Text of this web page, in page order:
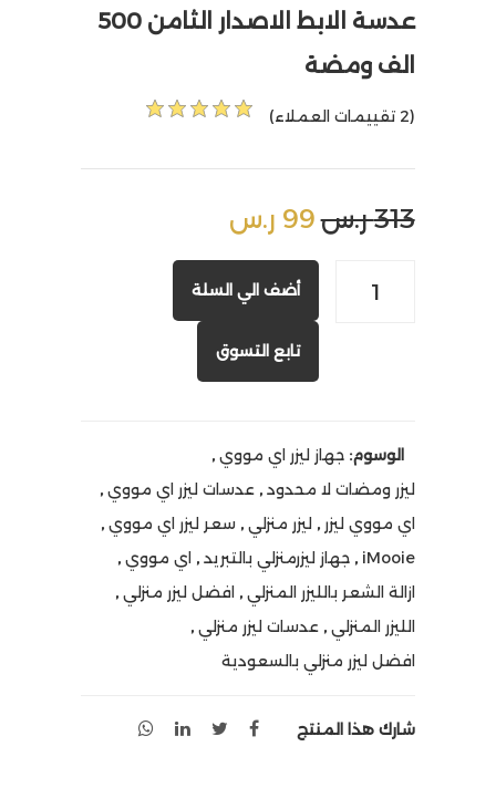
عدسة الابط الاصدار الثامن 500
الف ومضة
(2 تقييمات العملاء)
313 ر.س 99 ر.س
أضف الي السلة
تابع التسوق
الوسوم: جهاز ليزر اي مووي ,
ليزر ومضات لا محدود ,عدسات ليزر اي مووي ,
اي مووي ليزر , ليزر منزلي , سعر ليزر اي مووي ,
iMooie
,جهاز ليزرمنزلي بالتبريد , اي مووي ,
ازالة الشعر بالليزر المنزلي , افضل ليزر منزلي ,
الليزر المنزلي ,عدسات ليزر منزلي ,
افضل ليزر منزلي بالسعودية
شارك هذا المنتج